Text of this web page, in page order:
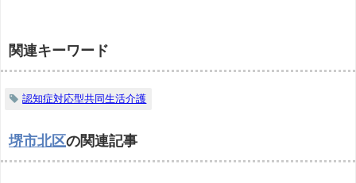
関連キーワード
認知症対応型共同生活介護
堺市北区の関連記事